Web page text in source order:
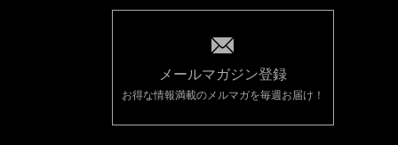
メールマガジン登録
お得な情報満載のメルマガを毎週お届け！